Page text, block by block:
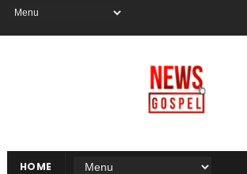
HOME